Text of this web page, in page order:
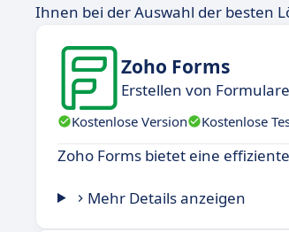
Ihnen bei der Auswahl der besten
Zoho Forms
Erstellen von
Kostenlose Version Kostenlose
Zoho Forms bietet eine
Mehr Details anzeigen